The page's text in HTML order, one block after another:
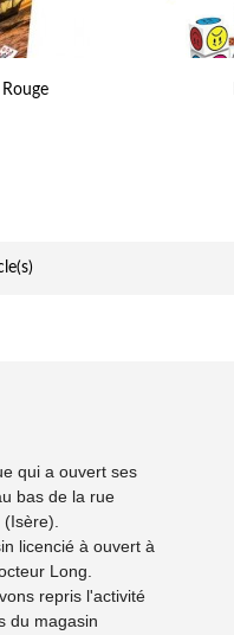
qui a ouvert ses
bas de la rue
licencié à ouvert à
Long.
repris l'activité
du magasin